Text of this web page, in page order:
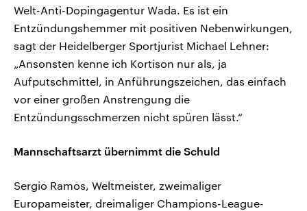
Welt-Anti-Dopingagentur Wada. Es ist ein
Entzündungshemmer mit positiven Nebenwirkungen,
sagt der Heidelberger Sportjurist Michael Lehner:
„Ansonsten kenne ich Kortison nur als, ja
Aufputschmittel, in Anführungszeichen, das einfach
vor einer großen Anstrengung die
Entzündungsschmerzen nicht spüren lässt.“
Mannschaftsarzt übernimmt die Schuld
Sergio Ramos, Weltmeister, zweimaliger
Europameister, dreimaliger Champions-League-